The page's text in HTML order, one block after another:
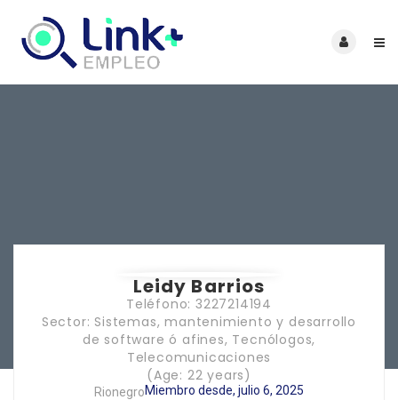
Leidy Barrios
Teléfono: 3227214194
Sector: Sistemas, mantenimiento y desarrollo
de software ó afines, Tecnólogos,
Telecomunicaciones
(Age: 22 years)
RionegroMiembro desde, julio 6, 2025